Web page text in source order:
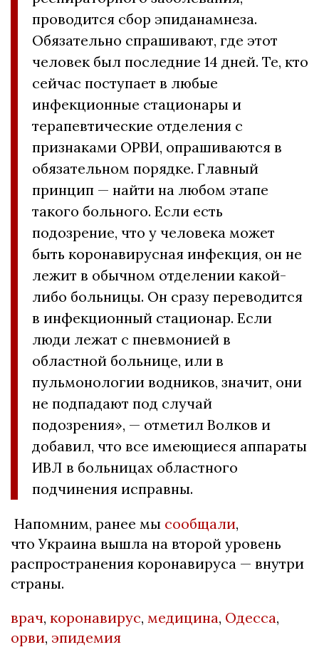
проводится сбор эпиданамнеза.
Обязательно спрашивают, где этот
человек был последние 14 дней. Те, кто
сейчас поступает в любые
инфекционные стационары и
терапевтические отделения с
признаками ОРВИ, опрашиваются в
обязательном порядке. Главный
принцип — найти на любом этапе
такого больного. Если есть
подозрение, что у человека может
быть коронавирусная инфекция, он не
лежит в обычном отделении какой-
либо больницы. Он сразу переводится
в инфекционный стационар. Если
люди лежат с пневмонией в
областной больнице, или в
пульмонологии водников, значит, они
не подпадают под случай
подозрения», — отметил Волков и
добавил, что все имеющиеся аппараты
ИВЛ в больницах областного
подчинения исправны.
Напомним, ранее мы сообщали,
что Украина вышла на второй уровень
распространения коронавируса — внутри
страны.
врач, коронавирус, медицина, Одесса,
орви, эпидемия